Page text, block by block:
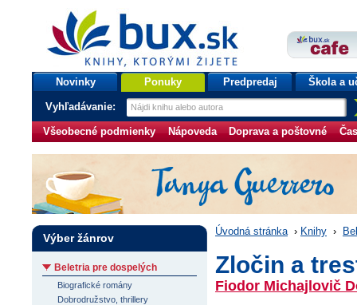
bux.sk
knihy, ktorými žijete
Úvodná stránka
Novinky Ponuky Predpredaj Škola a
Vyhľadávanie:
Všeobecné podmienky Nápoveda Doprava a poštovné
Úvodná stránka › Knihy ›
Zločin a
Fiodor Michajlovič
Výber žánrov
Beletria pre dospelých
Biografické romány
Dobrodružstvo, thrillery